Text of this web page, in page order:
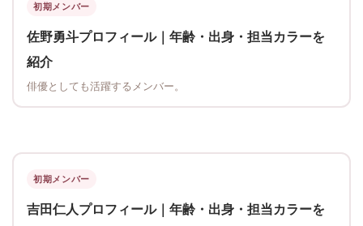
初期メンバー
佐野勇斗プロフィール｜年齢・出身・担当カラーを
紹介
俳優としても活躍するメンバー。
初期メンバー
吉田仁人プロフィール｜年齢・出身・担当カラーを